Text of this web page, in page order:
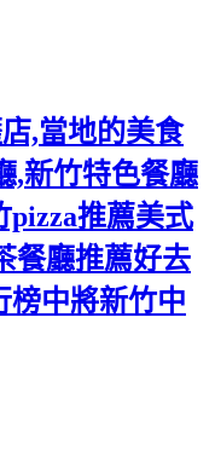
,當地的美食
,新竹特色餐廳
pizza推薦美式
餐廳推薦好去
榜中將新竹中